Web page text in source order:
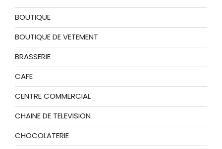
BOUTIQUE
BOUTIQUE DE VETEMENT
BRASSERIE
CAFE
CENTRE COMMERCIAL
CHAINE DE TELEVISION
CHOCOLATERIE